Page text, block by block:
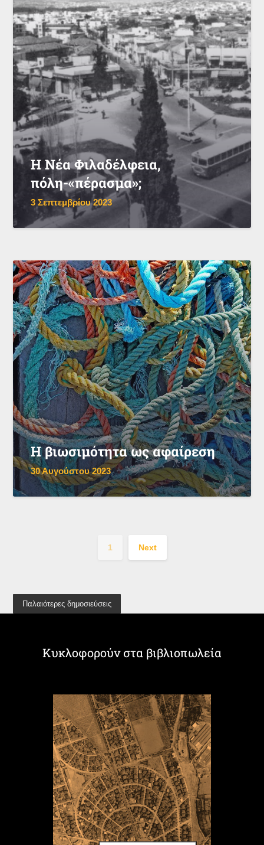
Η Νέα Φιλαδέλφεια,
πόλη-«πέρασμα»;
3 Σεπτεμβρίου 2023
Η βιωσιμότητα ως αφαίρεση
30 Αυγούστου 2023
1 Next
Παλαιότερες δημοσιεύσεις
Κυκλοφορούν στα βιβλιοπωλεία